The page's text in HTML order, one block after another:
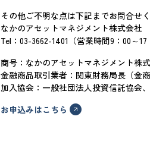
その他ご不明な点は下記までお問合せ
なかのアセットマネジメント株式会社
Tel：03-3662-1401（営業時間9：00～
商号：なかのアセットマネジメント株
金融商品取引業者：関東財務局長（金
加入協会：一般社団法人投資信託協会
お申込みはこちら